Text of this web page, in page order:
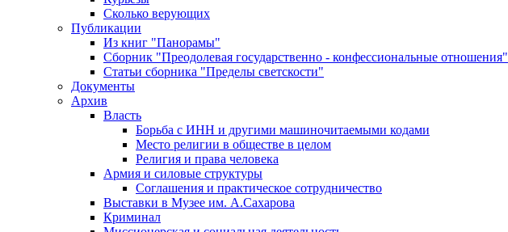
Сколько верующих
Публикации
Из книг "Панорамы"
Сборник "Преодолевая государственно - конфессиональные отношения"
Статьи сборника "Пределы светскости"
Документы
Архив
Власть
Борьба с ИНН и другими машиночитаемыми кодами
Место религии в обществе в целом
Религия и права человека
Армия и силовые структуры
Соглашения и практическое сотрудничество
Выставки в Музее им. А.Сахарова
Криминал